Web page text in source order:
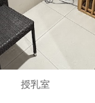
授乳室